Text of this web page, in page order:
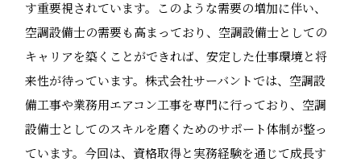
す重要視されています。このような需要の増加に伴い、
空調設備士の需要も高まっており、空調設備士としての
キャリアを築くことができれば、安定した仕事環境と将
来性が待っています。株式会社サーバントでは、空調設
備工事や業務用エアコン工事を専門に行っており、空調
設備士としてのスキルを磨くためのサポート体制が整っ
ています。今回は、資格取得と実務経験を通じて成長す